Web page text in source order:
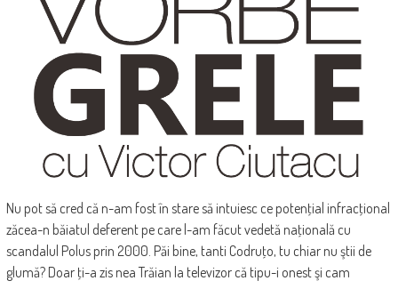
Nu pot să cred că n-am fost în stare să intuiesc ce potenţial infracţional
zăcea-n băiatul deferent pe care l-am făcut vedetă naţională cu
scandalul Polus prin 2000. Păi bine, tanti Codruţo, tu chiar nu ştii de
glumă? Doar ţi-a zis nea Trăian la televizor că tipu-i onest şi cam